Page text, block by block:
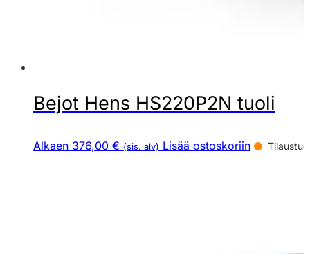
Bejot Hens HS220P2N tuoli
Alkaen 376,00 € (sis. alv) Lisää ostoskoriin